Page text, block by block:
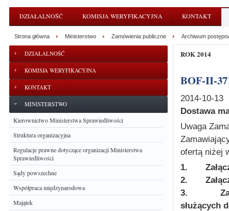
DZIAŁALNOŚĆ KOMISJA WERYFIKACYJNA KONTAKT
DZIAŁALNOŚĆ
KOMISJA WERYFIKACYJNA
KONTAKT
MINISTERSTWO
Kierownictwo Ministerstwa Sprawiedliwości
Struktura organizacyjna
Regulacje prawne dotyczące organizacji Ministerstwa
Sprawiedliwości
Sądy powszechne
Współpraca międzynarodowa
Majątek
Strona główna Ministerstwo Zamówienia publiczne Archiwum
ROK 2014
BOF-II-
2014-10-13
Dostawa
Uwaga
ofertą niżej
1.
2.
3.
służących